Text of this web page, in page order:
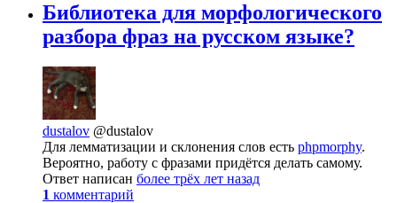
Библиотека для морфологического
разбора фраз на русском языке?
dustalov @dustalov
Для лемматизации и склонения слов есть phpmorphy.
Вероятно, работу с фразами придётся делать самому.
Ответ написан более трёх лет назад
1 комментарий